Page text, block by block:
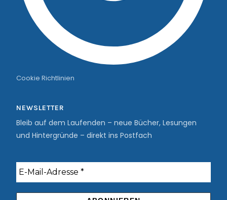
Cookie Richtlinien
NEWSLETTER
Bleib auf dem Laufenden – neue Bücher, Lesungen
und Hintergründe – direkt ins Postfach